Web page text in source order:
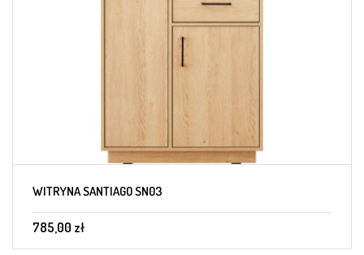
WITRYNA SANTIAGO SN03
785,00 zł